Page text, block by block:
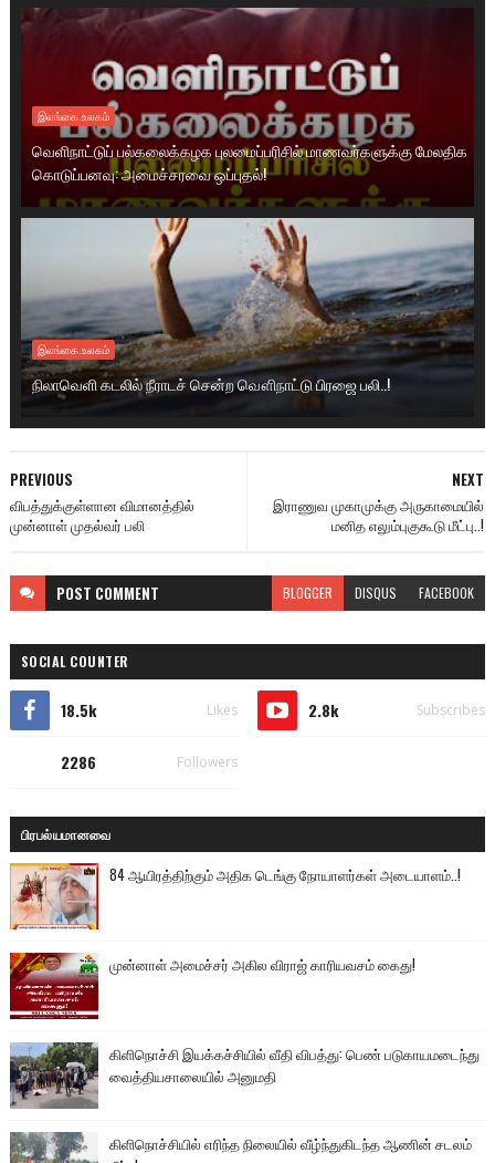
இலங்கை.உலகம்
வெளிநாட்டுப் பல்கலைக்கழக புலமைப்பரிசில் மாணவர்களுக்கு மேலதிக
கொடுப்பனவு: அமைச்சரவை ஒப்புதல்!
இலங்கை.உலகம்
நிலாவெளி கடலில் நீராடச் சென்ற வௌிநாட்டு பிரஜை பலி..!
NEXT
இராணுவ முகாமுக்கு அருகாமையில்
மனித எலும்புகுகூடு மீட்பு..!
PREVIOUS
விபத்துக்குள்ளான விமானத்தில்
முன்னாள் முதல்வர் பலி
POST COMMENT BLOGGER DISQUS FACEBOOK
SOCIAL COUNTER
18.5k Likes 2.8k Subscribes
2286 Followers
பிரபல்யமானவை
84 ஆயிரத்திற்கும் அதிக டெங்கு நோயாளர்கள் அடையாளம்..!
முன்னாள் அமைச்சர் அகில விராஜ் காரியவசம் கைது!
கிளிநொச்சி இயக்கச்சியில் வீதி விபத்து: பெண் படுகாயமடைந்து
வைத்தியசாலையில் அனுமதி
கிளிநொச்சியில் எரிந்த நிலையில் வீழ்ந்துகிடந்த ஆணின் சடலம்